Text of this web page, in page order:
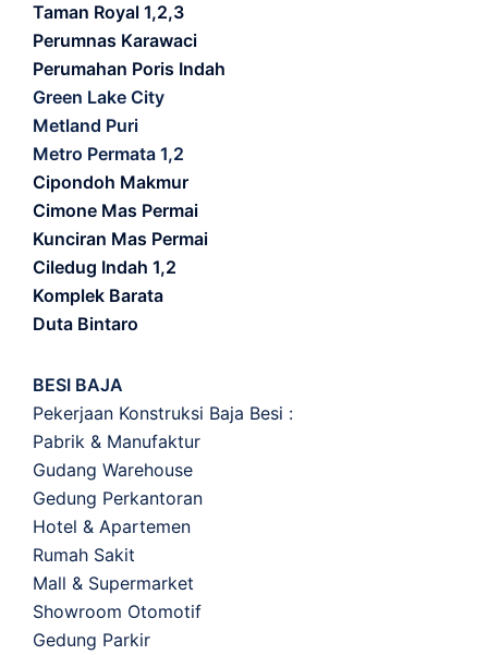
Taman Royal 1,2,3
Perumnas Karawaci
Perumahan Poris Indah
Green Lake City
Metland Puri
Metro Permata 1,2
Cipondoh Makmur
Cimone Mas Permai
Kunciran Mas Permai
Ciledug Indah 1,2
Komplek Barata
Duta Bintaro
BESI BAJA
Pekerjaan Konstruksi Baja Besi :
Pabrik & Manufaktur
Gudang Warehouse
Gedung Perkantoran
Hotel & Apartemen
Rumah Sakit
Mall & Supermarket
Showroom Otomotif
Gedung Parkir